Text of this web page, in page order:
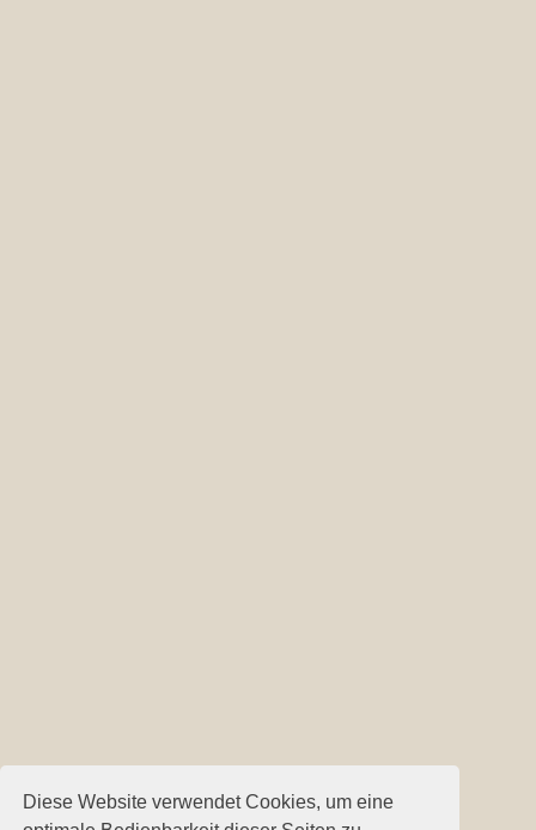
Diese Website verwendet Cookies, um eine